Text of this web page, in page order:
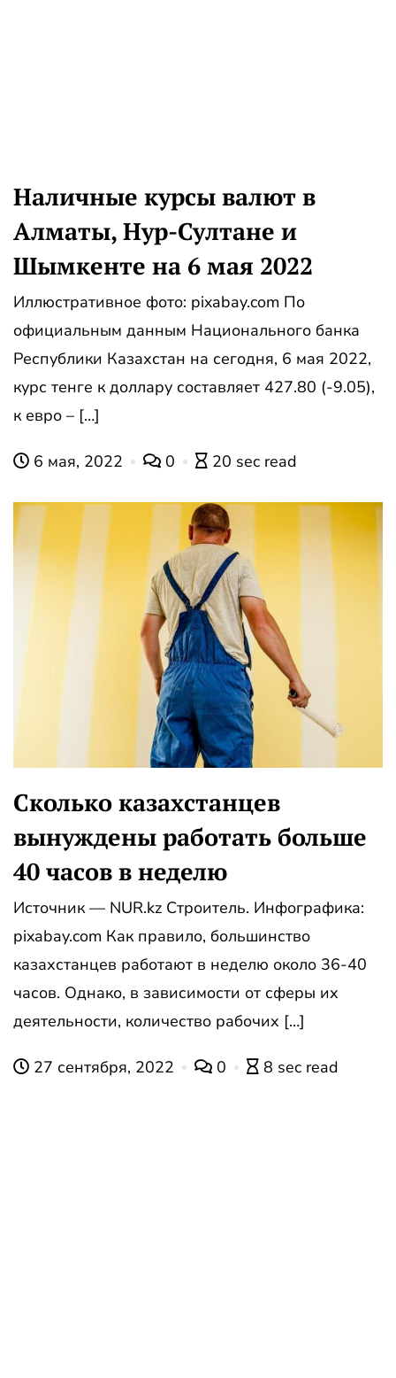
Наличные курсы валют в
Алматы, Нур-Султане и
Шымкенте на 6 мая 2022
Иллюстративное фото: pixabay.com По
официальным данным Национального банка
Республики Казахстан на сегодня, 6 мая 2022,
курс тенге к доллару составляет 427.80 (-9.05),
к евро – […]
6 мая, 2022 0 20 sec read
Сколько казахстанцев
вынуждены работать больше
40 часов в неделю
Источник — NUR.kz Строитель. Инфографика:
pixabay.com Как правило, большинство
казахстанцев работают в неделю около 36-40
часов. Однако, в зависимости от сферы их
деятельности, количество рабочих […]
27 сентября, 2022 0 8 sec read